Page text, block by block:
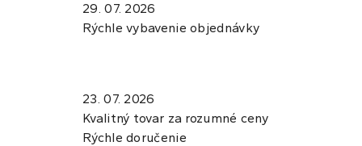
29. 07. 2026
Rýchle vybavenie objednávky
23. 07. 2026
Kvalitný tovar za rozumné ceny
Rýchle doručenie